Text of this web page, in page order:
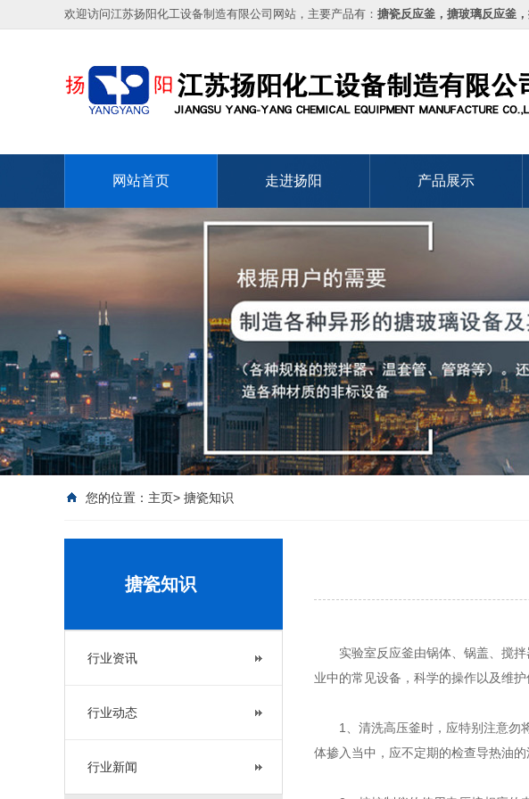
欢迎访问江苏扬阳化工设备制造有限公司网站，主要产品有： 搪瓷反应釜，搪玻璃反应釜
网站首页 走进扬阳 产品展示
您的位置： 主页> 搪瓷知识
搪瓷知识
行业资讯
行业动态
行业新闻
实验室反应釜由锅体、锅盖、搅拌
业中的常见设备，科学的操作以及维
1、清洗高压釜时，应特别注意勿将
体掺入当中，应不定期的检查导热油的